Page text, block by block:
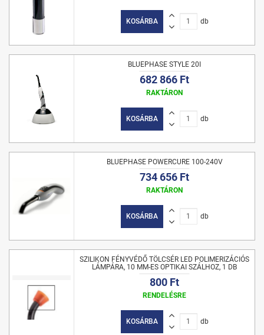
KOSÁRBA db
BLUEPHASE STYLE 20I
682 866 Ft
RAKTÁRON
KOSÁRBA db
BLUEPHASE POWERCURE 100-240V
734 656 Ft
RAKTÁRON
KOSÁRBA db
SZILIKON FÉNYVÉDŐ TÖLCSÉR LED POLIMERIZÁCIÓS
LÁMPÁRA, 10 MM-ES OPTIKAI SZÁLHOZ, 1 DB
800 Ft
RENDELÉSRE
KOSÁRBA db